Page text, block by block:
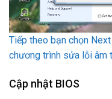
Tiếp theo bạn chọn
chương trình sửa lỗi âm
Cập nhật BIOS